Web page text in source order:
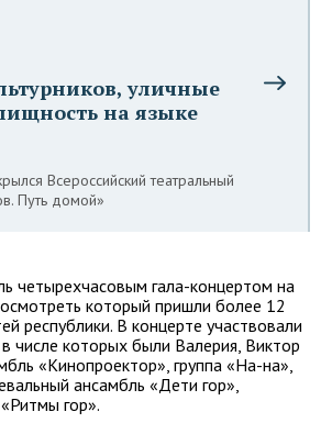
уличные
на языке
Всероссийский театральный
Путь домой»
четырехчасовым гала-концертом на
который пришли более 12
республики. В концерте участвовали
числе которых были Валерия, Виктор
«Кинопроектор», группа «На-на»,
ансамбль «Дети гор»,
гор».